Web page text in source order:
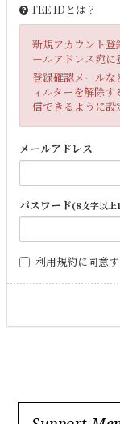
TEE IDとは？
新規アカウント登
ールアドレス宛に
登録確認メールな
ィルターを解除
信できるように設
メールアドレス
パスワード(8文字以上
利用規約に同意